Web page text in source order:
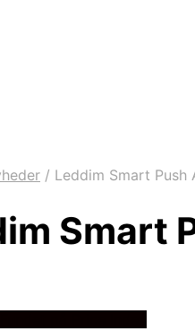
/ Leddim Smart Push
Smart